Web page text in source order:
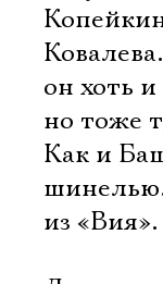
он хоть
но тоже
Как и
из «Вия».